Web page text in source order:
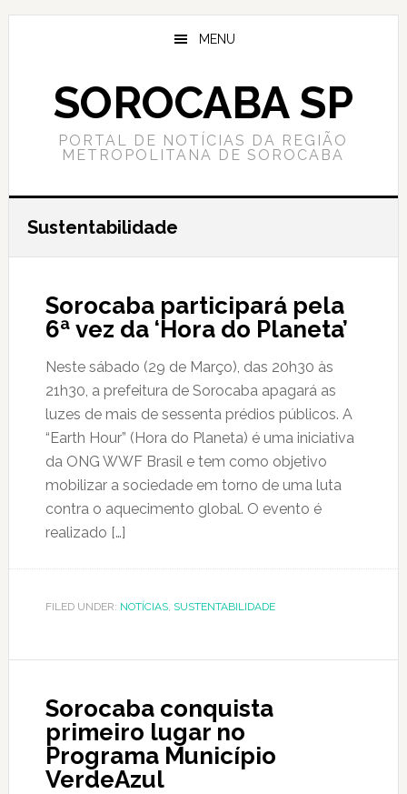
Skip
Skip
MENU
SOROCABA SP
PORTAL DE NOTÍCIAS DA REGIÃO
METROPOLITANA DE SOROCABA
Sustentabilidade
Sorocaba participará pela
6ª vez da ‘Hora do Planeta’
Neste sábado (29 de Março), das 20h30 às
21h30, a prefeitura de Sorocaba apagará as
luzes de mais de sessenta prédios públicos. A
“Earth Hour” (Hora do Planeta) é uma iniciativa
da ONG WWF Brasil e tem como objetivo
mobilizar a sociedade em torno de uma luta
contra o aquecimento global. O evento é
realizado […]
FILED UNDER: NOTÍCIAS, SUSTENTABILIDADE
Sorocaba conquista
primeiro lugar no
Programa Município
VerdeAzul